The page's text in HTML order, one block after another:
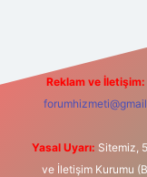
Reklam ve İletişim:
Yasal Uyarı: Sitemiz,
ve İletişim Kurumu